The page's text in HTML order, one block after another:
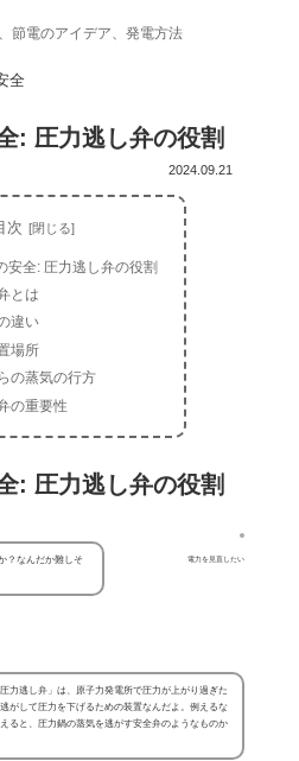
節電のアイデア、発電方法
全
: 圧力逃し弁の役割
2024.09.21
次
安全: 圧力逃し弁の役割
とは
違い
場所
の蒸気の行方
の重要性
: 圧力逃し弁の役割
電力を見直したい
？なんだか難しそ
力逃し弁」は、原子力発電所で圧力が上がり過ぎた
がして圧力を下げるための装置なんだよ。例えるな
ると、圧力鍋の蒸気を逃がす安全弁のようなものか